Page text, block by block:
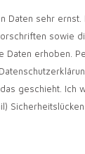
Daten sehr
sowie
erhoben.
geschieht. Ich